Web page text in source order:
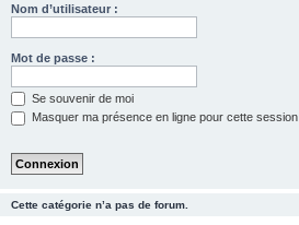
Nom d’utilisateur :
Mot de passe :
Se souvenir de moi
Masquer ma présence en ligne pour cette session
Cette catégorie n’a pas de forum.